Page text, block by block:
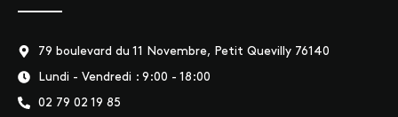
79 boulevard du 11 Novembre, Petit Quevilly 76140
Lundi - Vendredi : 9:00 - 18:00
02 79 02 19 85